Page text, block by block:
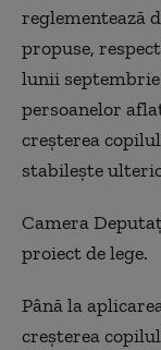
reglementează
propuse,
lunii septembrie
persoanelor
creșterea
stabilește
Camera
proiect de lege.
Până la
creșterea